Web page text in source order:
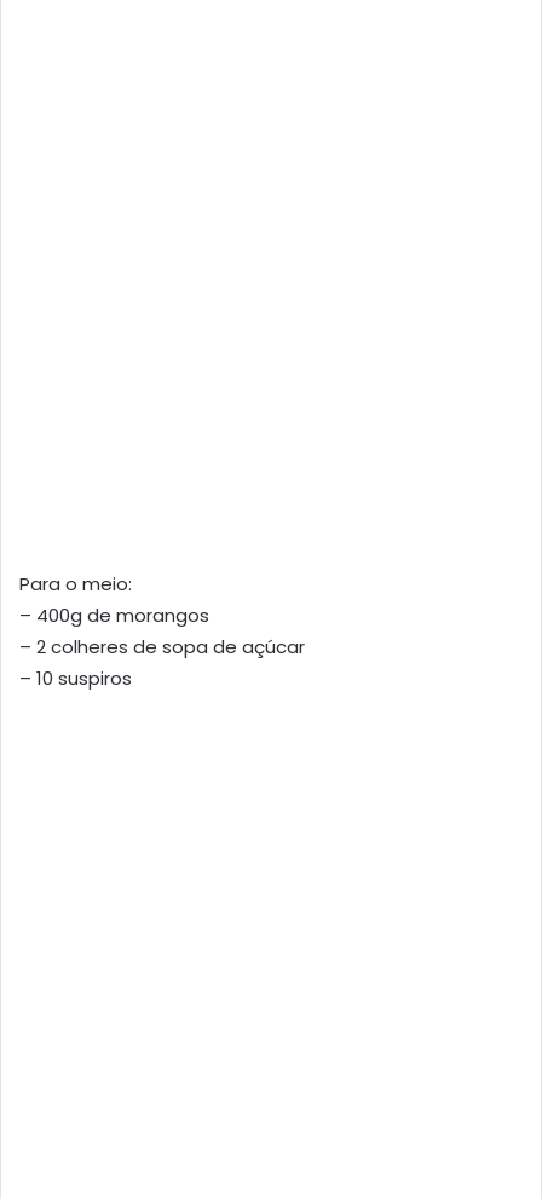
Para o meio:
– 400g de morangos
– 2 colheres de sopa de açúcar
– 10 suspiros